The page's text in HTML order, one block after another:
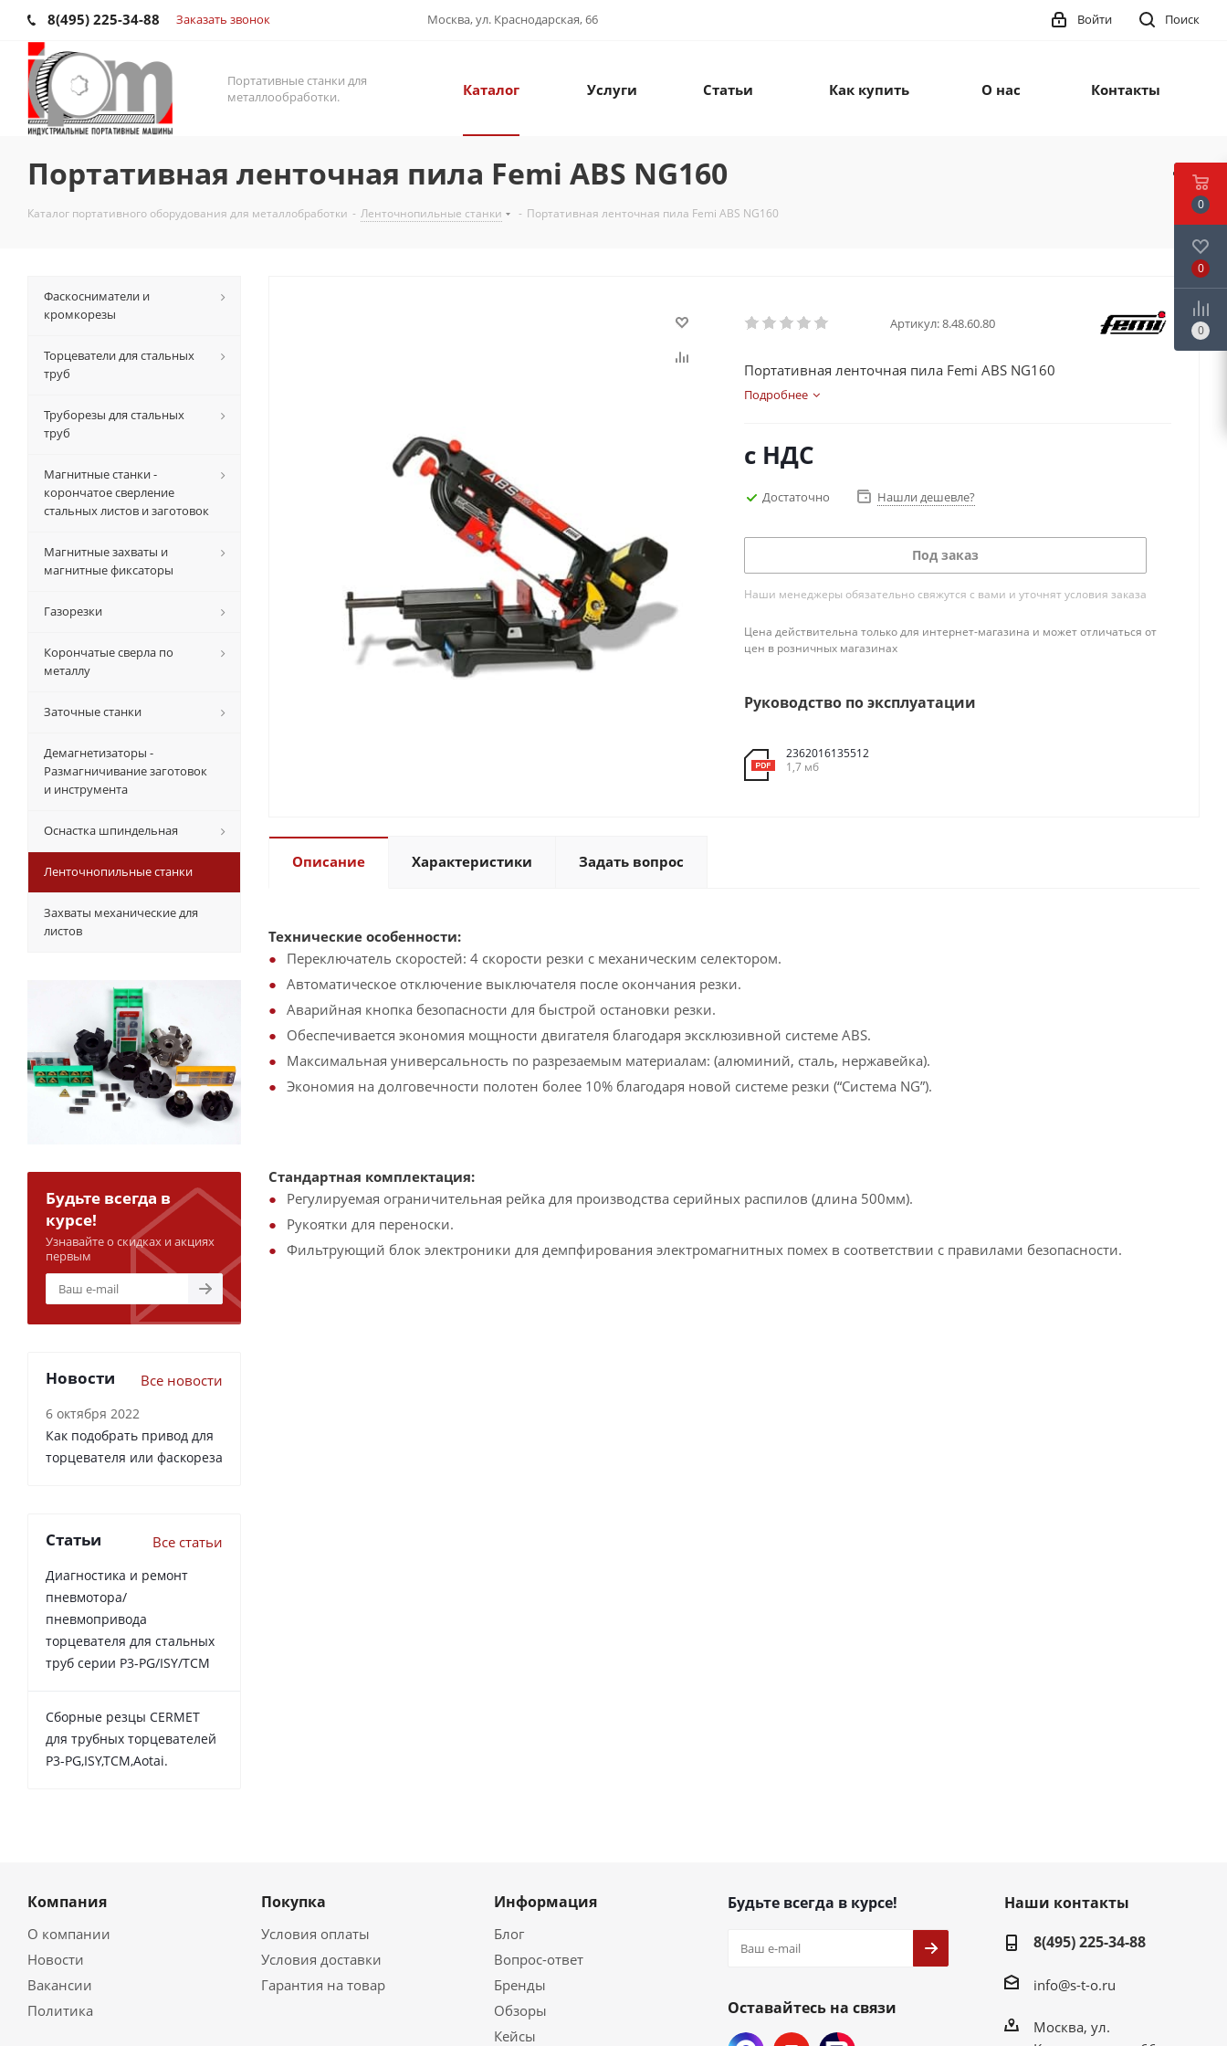
8(495) 225-34-88 Заказать звонок Москва, ул. Краснодарская, 66 Поиск
Войти
Портативные станки для
металлообработки.
Каталог Услуги Статьи Как купить О нас Контакты
Портативная ленточная пила Femi ABS NG160
Каталог портативного оборудования для металлобработки - Ленточнопильные станки - Портативная ленточная пила Femi ABS NG160
Артикул:8.48.60.80
Портативная ленточная пила Femi ABS NG160
Подробнее
с НДС
Достаточно Нашли дешевле?
Под заказ
Наши менеджеры обязательно свяжутся с вами и уточнят условия заказа
Цена действительна только для интернет-магазина и может отличаться от
цен в розничных магазинах
Руководство по эксплуатации
2362016135512
1,7 мб
Описание Характеристики Задать вопрос
Технические особенности:
Переключатель скоростей: 4 скорости резки с механическим селектором.
Автоматическое отключение выключателя после окончания резки.
Аварийная кнопка безопасности для быстрой остановки резки.
Обеспечивается экономия мощности двигателя благодаря эксклюзивной системе ABS.
Максимальная универсальность по разрезаемым материалам: (алюминий, сталь, нержавейка).
Экономия на долговечности полотен более 10% благодаря новой системе резки (“Система NG”).
Стандартная комплектация:
Регулируемая ограничительная рейка для производства серийных распилов (длина 500мм).
Рукоятки для переноски.
Фильтрующий блок электроники для демпфирования электромагнитных помех в соответствии с правилами безопасности.
Фаскосниматели и
кромкорезы
Торцеватели для стальных
труб
Труборезы для стальных
труб
Магнитные станки -
корончатое сверление
стальных листов и заготовок
Магнитные захваты и
магнитные фиксаторы
Газорезки
Корончатые сверла по
металлу
Заточные станки
Демагнетизаторы -
Размагничивание заготовок
и инструмента
Оснастка шпиндельная
Ленточнопильные станки
Захваты механические для
листов
Будьте всегда в
курсе!
Узнавайте о скидках и акциях
первым
Новости Все новости
6 октября 2022
Как подобрать привод для
торцевателя или фаскореза
Статьи Все статьи
Диагностика и ремонт
пневмотора/
пневмопривода
торцевателя для стальных
труб серии P3-PG/ISY/TCM
Сборные резцы CERMET
для трубных торцевателей
P3-PG,ISY,TCM,Aotai.
Компания
О компании
Новости
Вакансии
Политика
Покупка
Условия оплаты
Условия доставки
Гарантия на товар
Информация
Блог
Вопрос-ответ
Бренды
Обзоры
Кейсы
Будьте всегда в курсе!
Оставайтесь на связи
Наши контакты
8(495) 225-34-88
info@s-t-o.ru
Москва, ул.
0
0
0